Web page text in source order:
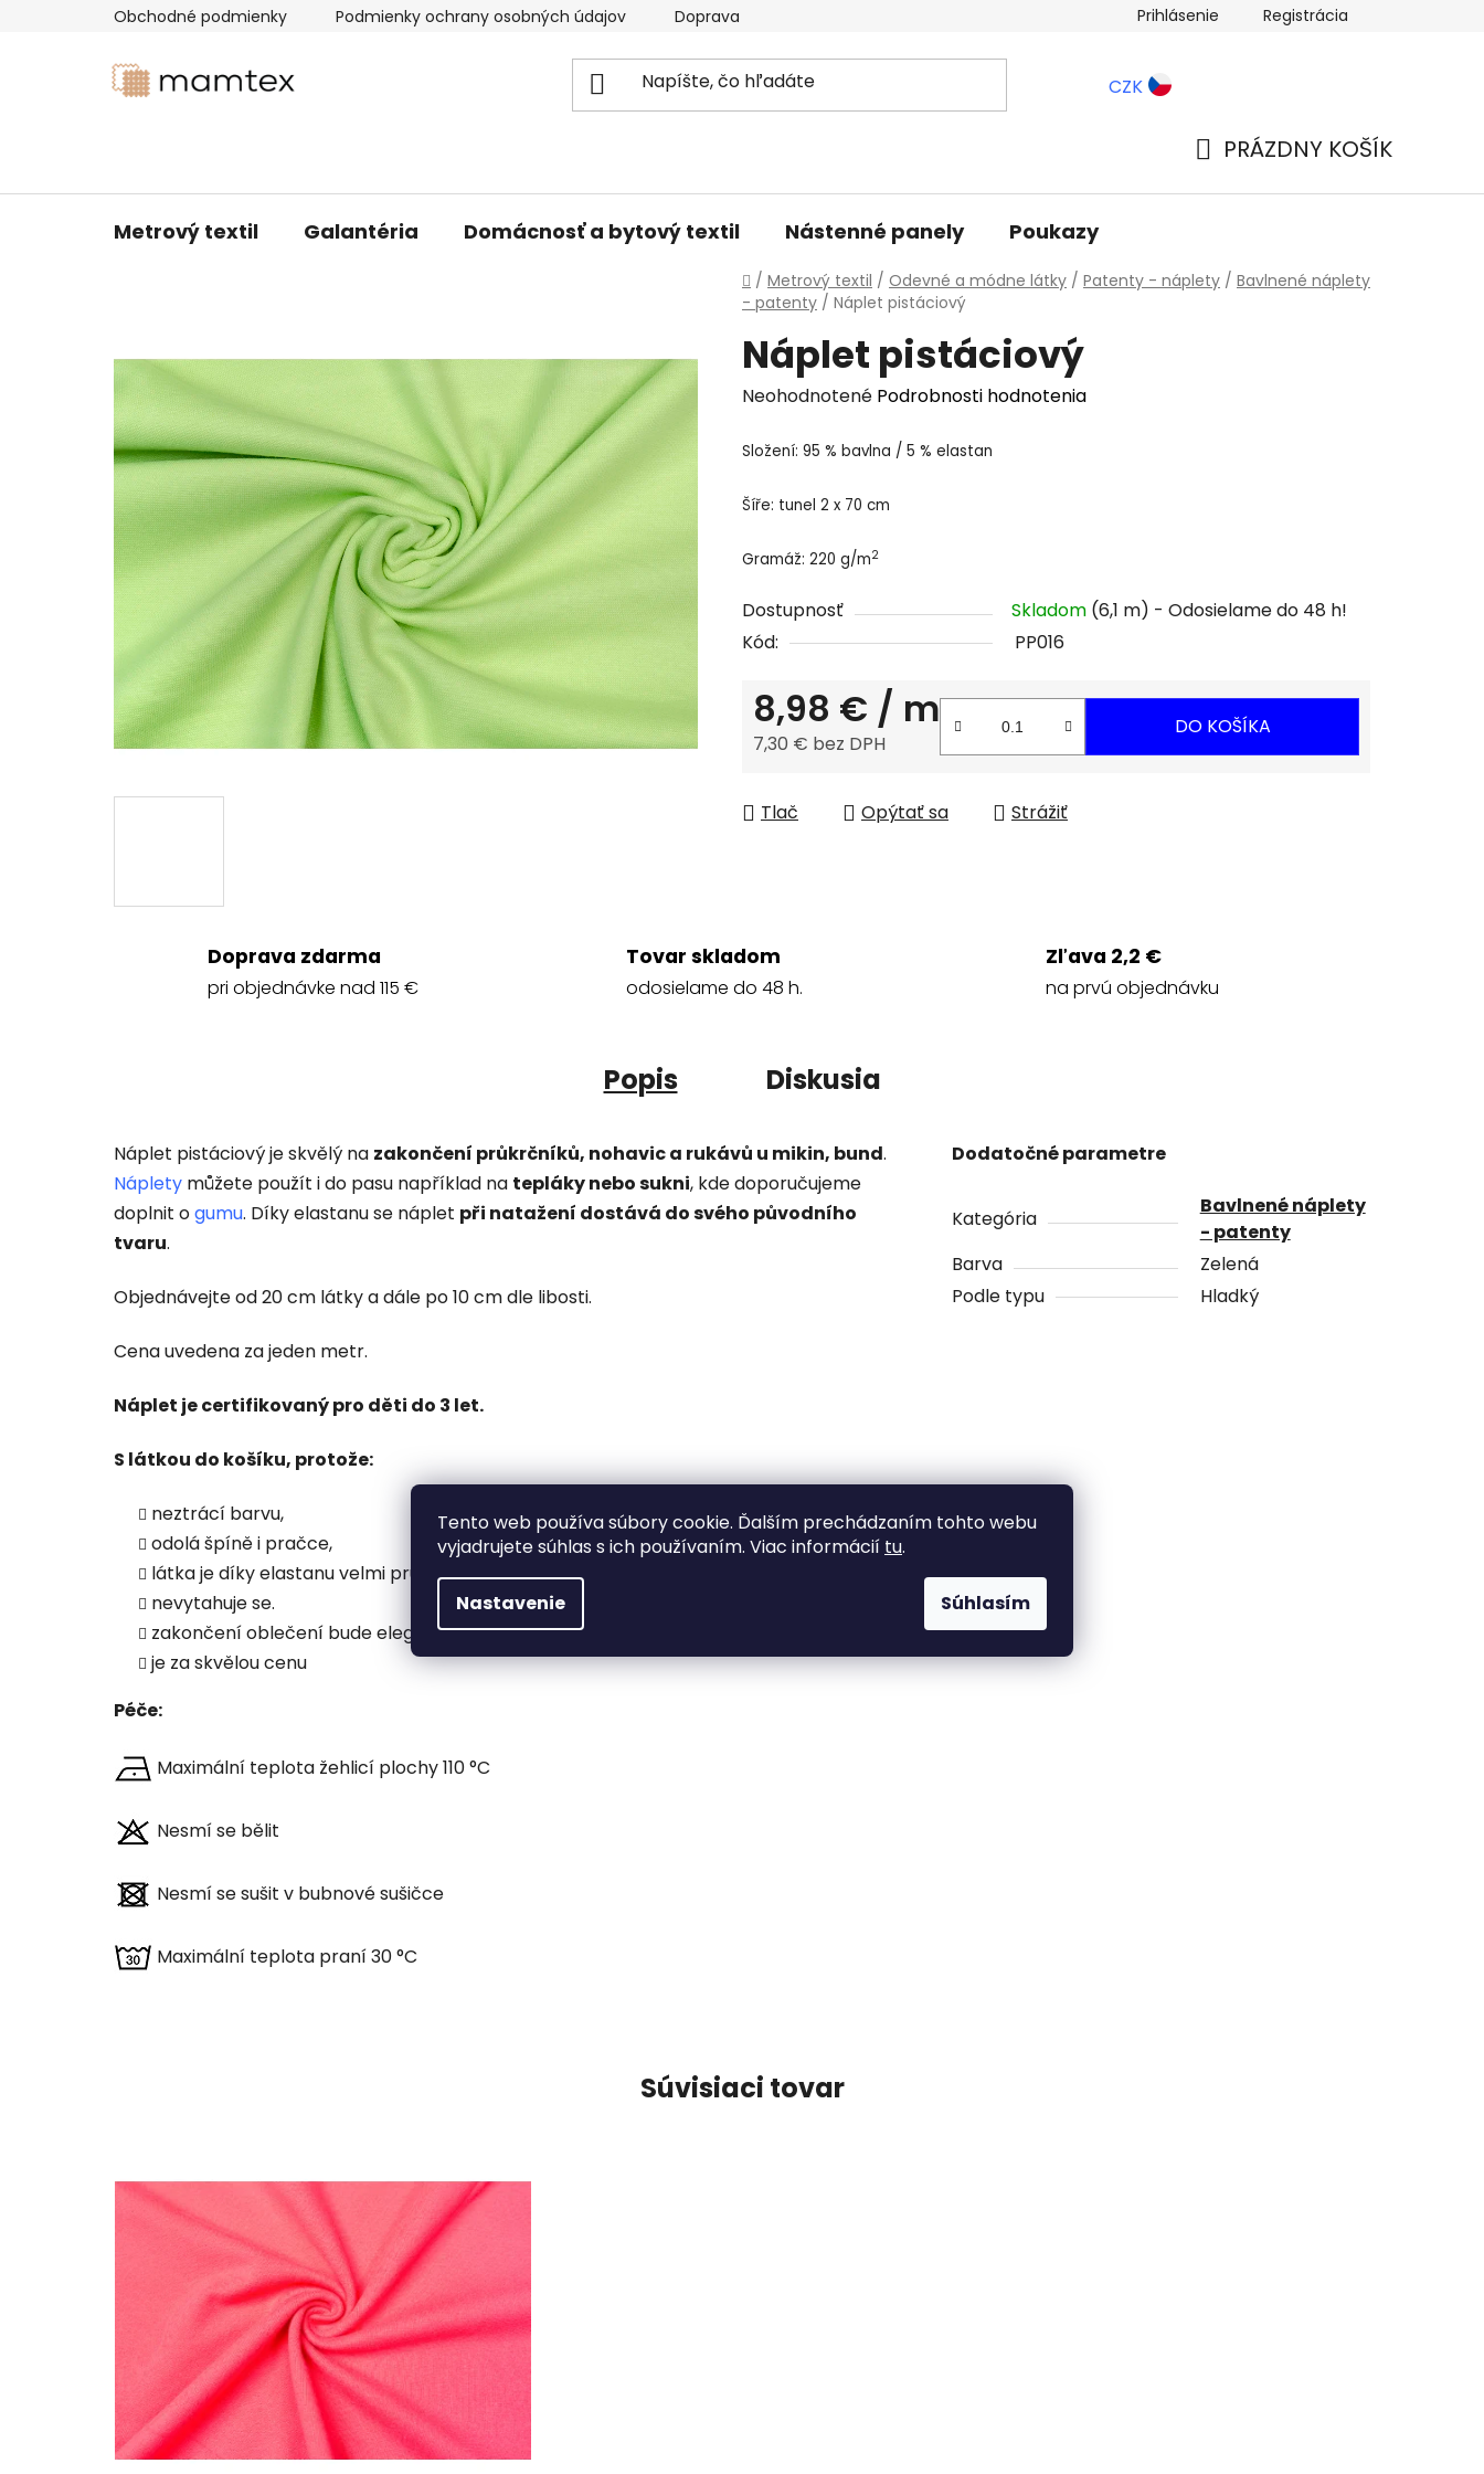
Tento web používa súbory cookie. Ďalším prechádzaním tohto webu
vyjadrujete súhlas s ich používaním. Viac informácií tu.
Nastavenie Súhlasím
Obchodné podmienky Podmienky ochrany osobných údajov Doprava a platba Blog
Prihlásenie Registrácia
CZK
PRÁZDNY KOŠÍK
Metrový textil Galantéria Domácnosť a bytový textil Nástenné panely Poukazy
Domov
/ Metrový textil / Odevné a módne látky / Patenty - náplety / Bavlnené náplety
- patenty / Náplet pistáciový
Náplet pistáciový
Priemerné
produktu
0,0
hviezdičiek.
Neohodnotené Podrobnosti hodnotenia
Složení: 95 % bavlna / 5 % elastan
Šíře: tunel 2 x 70 cm
Gramáž: 220 g/m2
Dostupnosť Skladom (6,1 m)
Kód:
PP016
8,98 € / m
7,30 € bez DPH
DO KOŠÍKA
Tlač Opýtať sa Strážiť
Doprava zdarma
pri objednávke nad 115 €
Tovar skladom
odosielame do 48 h.
Zľava 2,2 €
na prvú objednávku
Popis Diskusia
Náplet pistáciový je skvělý na zakončení průkrčníků, nohavic a rukávů u mikin, bund.
Náplety můžete použít i do pasu například na tepláky nebo sukni, kde doporučujeme
doplnit ogumu. Díky elastanu se náplet při natažení dostává do svého původního
tvaru.
Objednávejte od 20 cm látky a dále po 10 cm dle libosti.
Cena uvedena za jeden metr.
Náplet je certifikovaný pro děti do 3 let.
S látkou do košíku, protože:
neztrácí barvu,
odolá špíně i pračce,
látka je díky elastanu velmi pružná,
nevytahuje se.
zakončení oblečení bude elegantní a čisté,
je za skvělou cenu
Péče:
Maximální teplota žehlicí plochy 110 °C
Nesmí se bělit
Nesmí se sušit v bubnové sušičce
Maximální teplota praní 30 °C
Dodatočné parametre
Kategória
Bavlnené náplety
- patenty
Barva
Zelená
Podle typu
Hladký
Súvisiaci tovar